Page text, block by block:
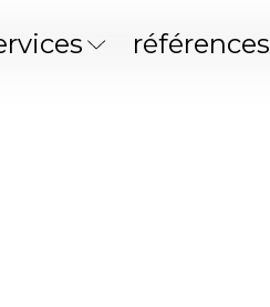
références